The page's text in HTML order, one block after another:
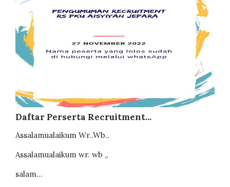
Daftar Perserta Recruitment...
Assalamualaikum Wr..Wb..
Assalamualaikum wr. wb ,,
salam...